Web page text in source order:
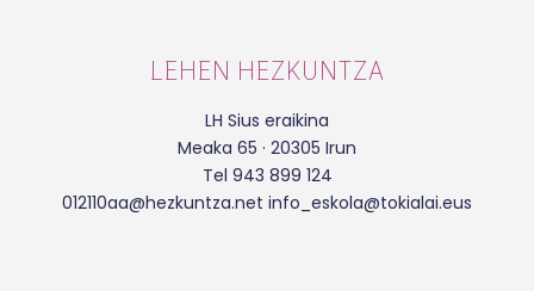
LEHEN HEZKUNTZA
LH Sius eraikina
Meaka 65 · 20305 Irun
Tel 943 899 124
012110aa@hezkuntza.net info_eskola@tokialai.eus